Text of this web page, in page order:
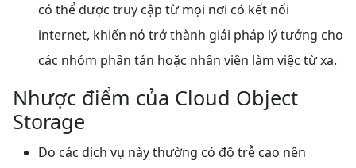
có thể được truy cập từ mọi nơi có kết nối
internet, khiến nó trở thành giải pháp lý tưởng cho
các nhóm phân tán hoặc nhân viên làm việc từ xa.
Nhược điểm của Cloud Object
Storage
Do các dịch vụ này thường có độ trễ cao nên